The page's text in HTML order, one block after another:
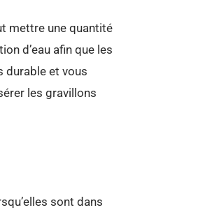
mettre une quantité
d’eau afin que les
durable et vous
les gravillons
sont dans